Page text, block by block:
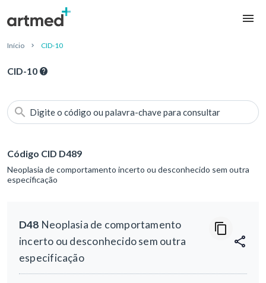
Início CID-10
CID-10
Digite o código ou palavra-chave para consultar
Código CID D489
Neoplasia de comportamento incerto ou desconhecido sem outra
especificação
D48 Neoplasia de comportamento
incerto ou desconhecido sem outra
especificação